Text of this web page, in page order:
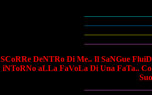
SCoRRe DeNTRo Di Me.. Il SaNGue
iNToRNo aLLa FaVoLa Di Una FaTa..